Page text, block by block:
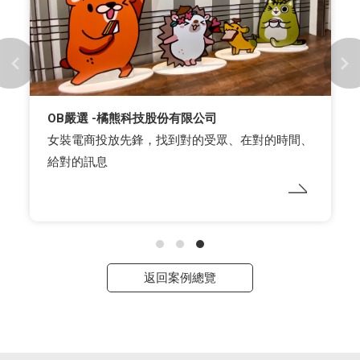
OB嚴選 -橘熊科技股份有限公司
女裝電商投放先鋒，找到對的受眾、在對的時間、
給對的訊息
返回案例總覽